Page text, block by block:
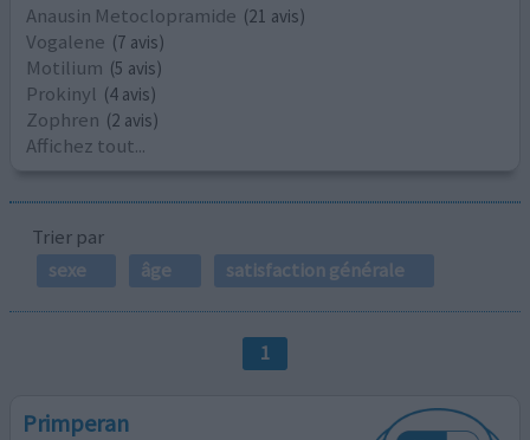
Anausin Metoclopramide (21 avis)
Vogalene (7 avis)
Motilium (5 avis)
Prokinyl (4 avis)
Zophren (2 avis)
Affichez tout...
Trier par
sexe
âge satisfaction générale
1
Primperan